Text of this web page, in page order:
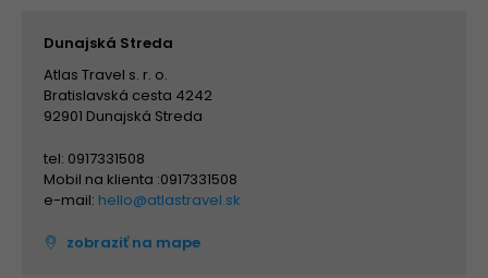
Dunajská Streda
Atlas Travel s. r. o.
Bratislavská cesta 4242
92901 Dunajská Streda
tel: 0917331508
Mobil na klienta :0917331508
e-mail: hello@atlastravel.sk
zobraziť na mape